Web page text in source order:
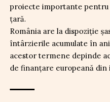
proiecte importante
țară.
România are la dispoziție
întârzierile acumulate în
acestor termene depinde
de finanțare europeană din